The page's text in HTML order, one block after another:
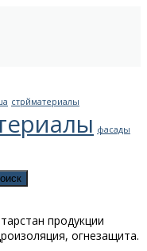
стрйматериалы
фасады
продукции
огнезащита.